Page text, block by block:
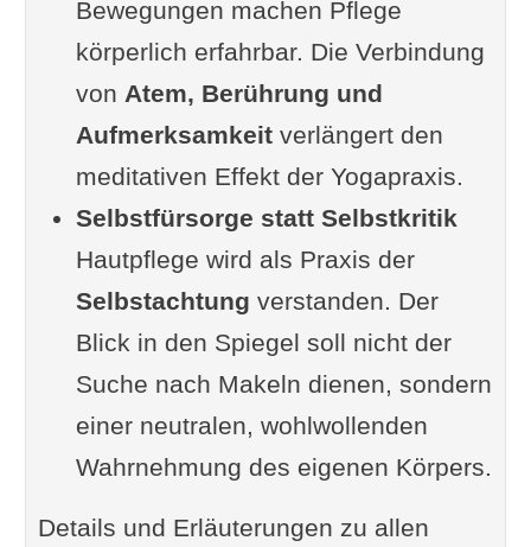
Bewegungen machen Pflege
körperlich erfahrbar. Die Verbindung
von Atem, Berührung und
Aufmerksamkeitverlängert den
meditativen Effekt der Yogapraxis.
Selbstfürsorge statt Selbstkritik
Hautpflege wird als Praxis der
Selbstachtung verstanden. Der
Blick in den Spiegel soll nicht der
Suche nach Makeln dienen, sondern
einer neutralen, wohlwollenden
Wahrnehmung des eigenen Körpers.
Details und Erläuterungen zu allen